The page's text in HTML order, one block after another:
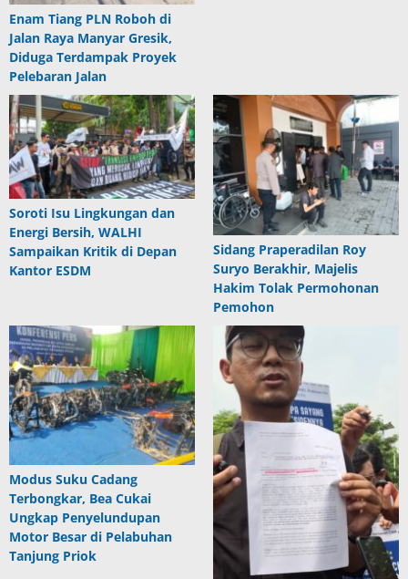
Enam Tiang PLN Roboh di
Jalan Raya Manyar Gresik,
Diduga Terdampak Proyek
Pelebaran Jalan
Soroti Isu Lingkungan dan
Energi Bersih, WALHI
Sampaikan Kritik di Depan
Kantor ESDM
Sidang Praperadilan Roy
Suryo Berakhir, Majelis
Hakim Tolak Permohonan
Pemohon
Modus Suku Cadang
Terbongkar, Bea Cukai
Ungkap Penyelundupan
Motor Besar di Pelabuhan
Tanjung Priok